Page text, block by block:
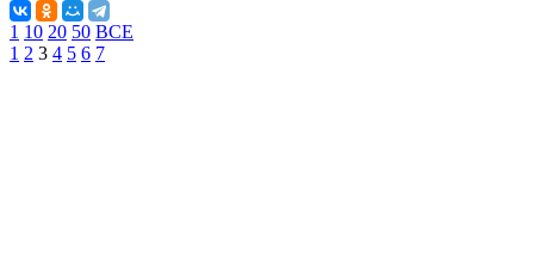
1 10 20 50 ВСЕ
1 2 3 4 5 6 7